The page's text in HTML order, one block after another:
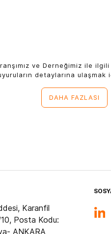
ve Derneğimiz ile
detaylarına ulaşmak
DAHA FAZLASI
Karanfil
Posta Kodu:
ANKARA